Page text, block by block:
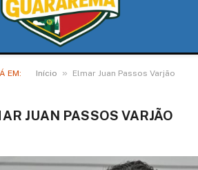
EM: Início » Elmar Juan Passos Varjão
JUAN PASSOS VARJÃO